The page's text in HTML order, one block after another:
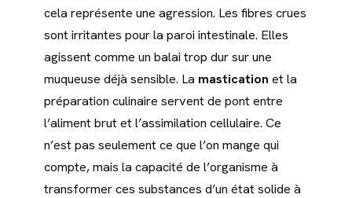
cela représente une agression. Les fibres crues
sont irritantes pour la paroi intestinale. Elles
agissent comme un balai trop dur sur une
muqueuse déjà sensible. La mastication et la
préparation culinaire servent de pont entre
l’aliment brut et l’assimilation cellulaire. Ce
n’est pas seulement ce que l’on mange qui
compte, mais la capacité de l’organisme à
transformer ces substances d’un état solide à